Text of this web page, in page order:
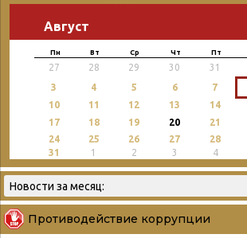
Август
Пн Вт Ср Чт Пт
27 28 29 30 31
3 4 5 6 7
10
11 12 13 14
17
18 19 20 21
24 25 26 27 28
31
1 2 3 4
Противодействие коррупции